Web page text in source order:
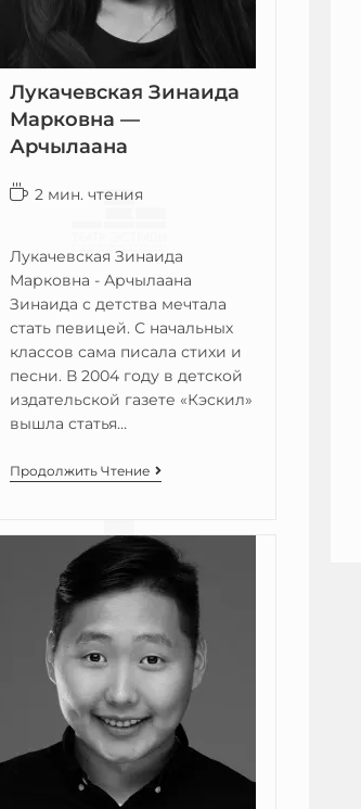
Лукачевская Зинаида
Марковна —
Арчылаана
2 мин. чтения
Лукачевская Зинаида
Марковна - Арчылаана
Зинаида с детства мечтала
стать певицей. С начальных
классов сама писала стихи и
песни. В 2004 году в детской
издательской газете «Кэскил»
вышла статья…
Продолжить Чтение